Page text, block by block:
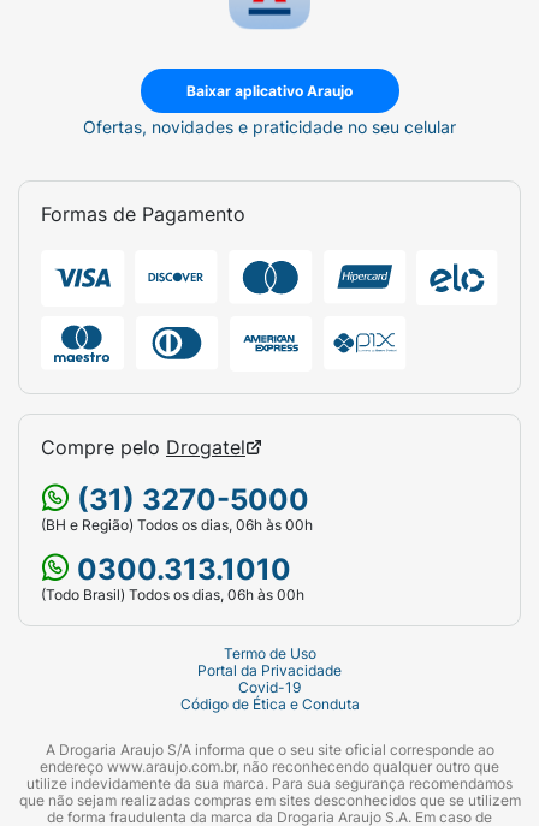
Baixar aplicativo Araujo
Ofertas, novidades e praticidade no seu celular
Formas de Pagamento
Compre pelo Drogatel
(31) 3270-5000
(BH e Região) Todos os dias, 06h às 00h
0300.313.1010
(Todo Brasil) Todos os dias, 06h às 00h
Termo de Uso
Portal da Privacidade
Covid-19
Código de Ética e Conduta
A Drogaria Araujo S/A informa que o seu site oficial corresponde ao
endereço www.araujo.com.br, não reconhecendo qualquer outro que
utilize indevidamente da sua marca. Para sua segurança recomendamos
que não sejam realizadas compras em sites desconhecidos que se utilizem
de forma fraudulenta da marca da Drogaria Araujo S.A. Em caso de